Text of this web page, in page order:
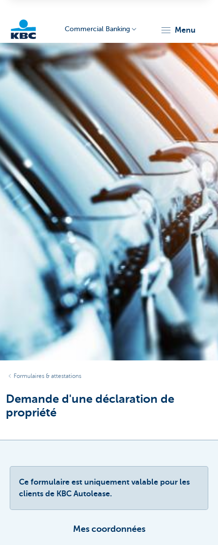
KBC
Corporate
Commercial Banking menu
Formulaires & attestations
Demande d'une déclaration de
propriété
Ce formulaire est uniquement valable pour les
clients de KBC Autolease.
Mes coordonnées